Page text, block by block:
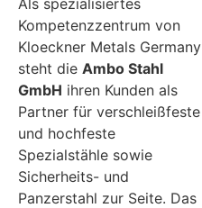
Kompetenzzentrum von
Kloeckner Metals Germany
steht die Ambo Stahl
GmbH ihren Kunden als
Partner für verschleißfeste
und hochfeste
Spezialstähle sowie
Sicherheits- und
Panzerstahl zur Seite. Das